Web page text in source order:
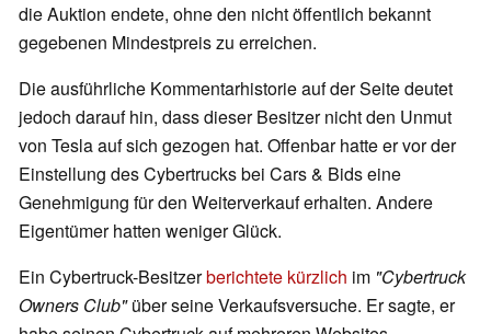
die Auktion endete, ohne den nicht öffentlich bekannt
gegebenen Mindestpreis zu erreichen.
Die ausführliche Kommentarhistorie auf der Seite deutet
jedoch darauf hin, dass dieser Besitzer nicht den Unmut
von Tesla auf sich gezogen hat. Offenbar hatte er vor der
Einstellung des Cybertrucks bei Cars & Bids eine
Genehmigung für den Weiterverkauf erhalten. Andere
Eigentümer hatten weniger Glück.
Ein Cybertruck-Besitzerberichtete kürzlich im "Cybertruck
Owners Club"über seine Verkaufsversuche. Er sagte, er